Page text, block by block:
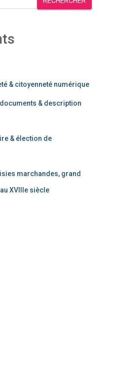
& citoyenneté numérique
& description
& élection de
marchandes, grand
XVIIIe siècle